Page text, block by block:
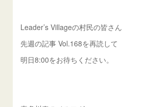
Leader’s Villageの村民の皆さん
先週の記事 Vol.168を再読して
明日8:00をお待ちください。